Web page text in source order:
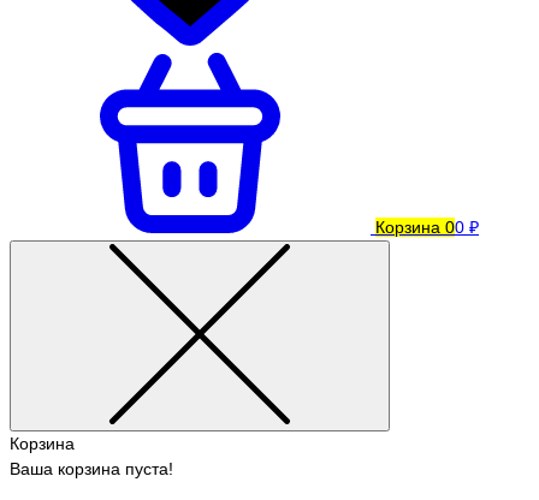
Корзина 00 ₽
Корзина
Ваша корзина пуста!